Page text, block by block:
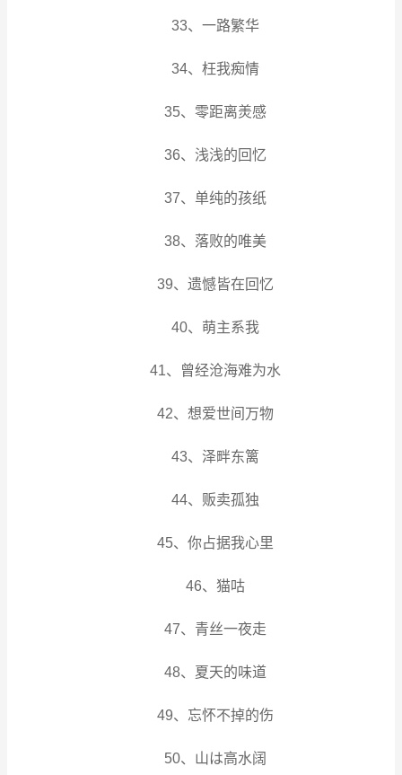
33、一路繁华
34、枉我痴情
35、零距离羙感
36、浅浅的回忆
37、单纯的孩纸
38、落败的唯美
39、遗憾皆在回忆
40、萌主系我
41、曾经沧海难为水
42、想爱世间万物
43、泽畔东篱
44、贩卖孤独
45、你占据我心里
46、猫咕
47、青丝一夜走
48、夏天的味道
49、忘怀不掉的伤
50、山は高水阔